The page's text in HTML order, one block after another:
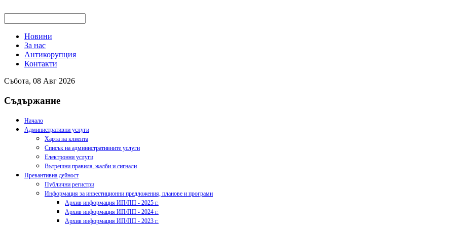
Новини
За нас
Антикорупция
Контакти
Събота, 08 Авг 2026
Съдържание
Начало
Административни услуги
Харта на клиента
Списък на административните услуги
Електронни услуги
Вътрешни правила, жалби и сигнали
Превантивна дейност
Публични регистри
Информация за инвестиционни предложения, планове и програми
Архив информация ИП/ПП - 2025 г.
Архив информация ИП/ПП - 2024 г.
Архив информация ИП/ПП - 2023 г.